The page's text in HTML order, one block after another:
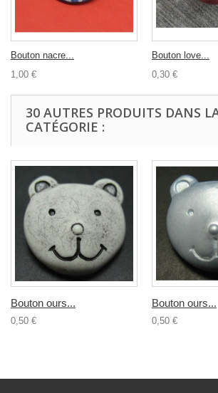
Bouton nacre...
1,00 €
Bouton love...
0,30 €
30 AUTRES PRODUITS DANS
CATÉGORIE :
Bouton ours...
0,50 €
Bouton ours...
0,50 €